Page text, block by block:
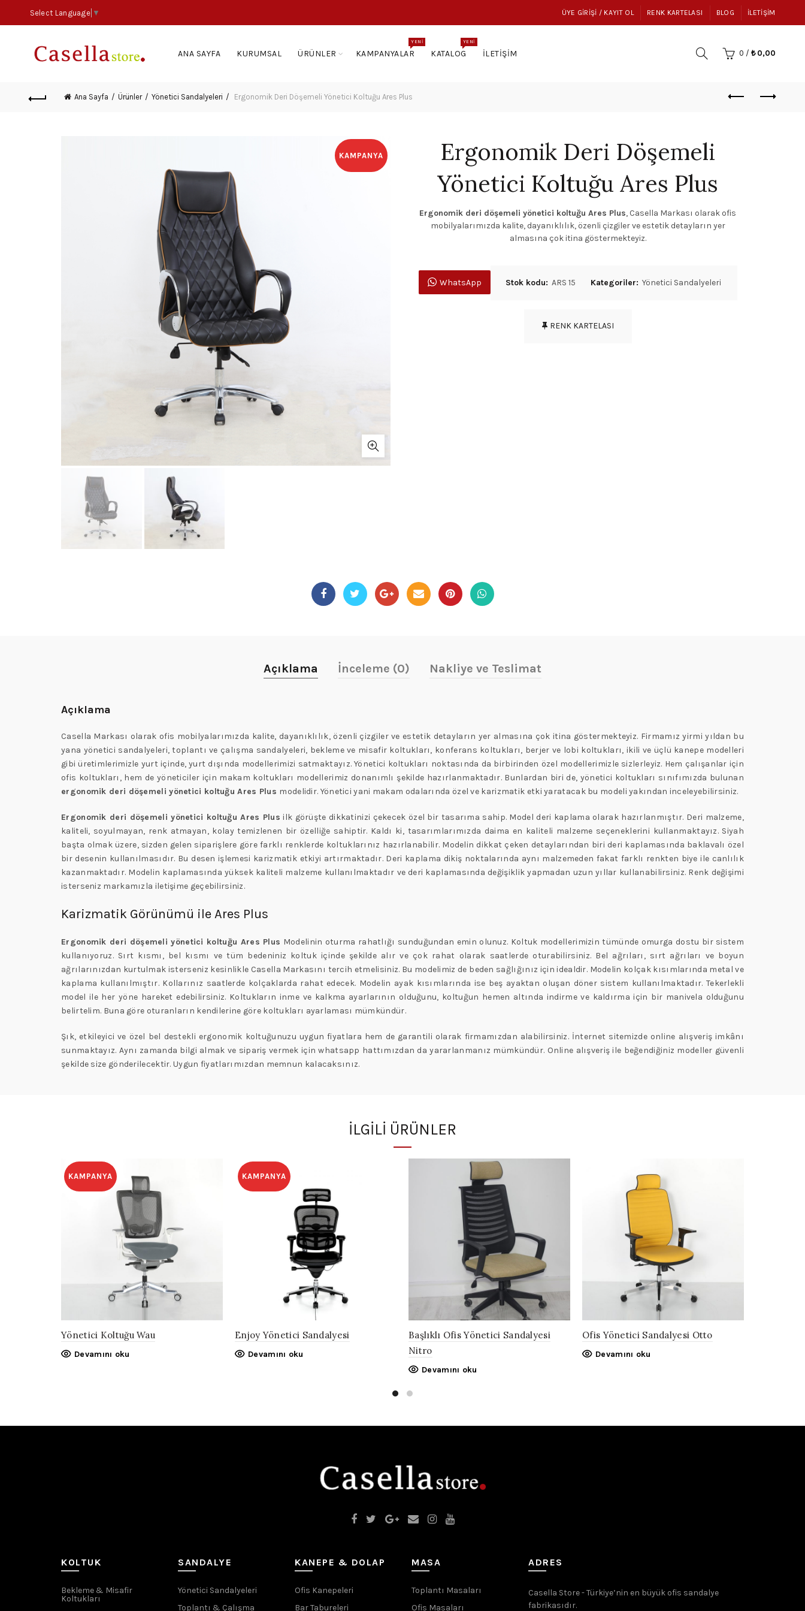
Select Language ▼ ÜYE GIRIŞI / KAYIT OL RENK KARTELASI BLOG İLETIŞIM
ANA SAYFA KURUMSAL ÜRÜNLER KAMPANYALAR
YENI
KATALOG
YENI
İLETIŞIM 0 / ₺0,00
Ana Sayfa Ürünler Yönetici Sandalyeleri Ergonomik Deri Döşemeli Yönetici Koltuğu Ares Plus
KAMPANYA
Ergonomik Deri Döşemeli
Yönetici Koltuğu Ares Plus
Ergonomik deri döşemeli yönetici koltuğu Ares Plus, Casella Markası olarak ofis
mobilyalarımızda kalite, dayanıklılık, özenli çizgiler ve estetik detayların yer
almasına çok itina göstermekteyiz.
WhatsApp Stok kodu: ARS 15 Kategoriler: Yönetici Sandalyeleri
RENK KARTELASI
Açıklama İnceleme (0) Nakliye ve Teslimat
Açıklama
Casella Markası olarak ofis mobilyalarımızda kalite, dayanıklılık, özenli çizgiler ve estetik detayların yer almasına çok itina göstermekteyiz. Firmamız yirmi yıldan bu
yana yönetici sandalyeleri, toplantı ve çalışma sandalyeleri, bekleme ve misafir koltukları, konferans koltukları, berjer ve lobi koltukları, ikili ve üçlü kanepe modelleri
gibi üretimlerimizle yurt içinde, yurt dışında modellerimizi satmaktayız. Yönetici koltukları noktasında da birbirinden özel modellerimizle sizlerleyiz. Hem çalışanlar için
ofis koltukları, hem de yöneticiler için makam koltukları modellerimiz donanımlı şekilde hazırlanmaktadır. Bunlardan biri de, yönetici koltukları sınıfımızda bulunan
ergonomik deri döşemeli yönetici koltuğu Ares Plus modelidir. Yönetici yani makam odalarında özel ve karizmatik etki yaratacak bu modeli yakından inceleyebilirsiniz.
Ergonomik deri döşemeli yönetici koltuğu Ares Plus ilk görüşte dikkatinizi çekecek özel bir tasarıma sahip. Model deri kaplama olarak hazırlanmıştır. Deri malzeme,
kaliteli, soyulmayan, renk atmayan, kolay temizlenen bir özelliğe sahiptir. Kaldı ki, tasarımlarımızda daima en kaliteli malzeme seçeneklerini kullanmaktayız. Siyah
başta olmak üzere, sizden gelen siparişlere göre farklı renklerde koltuklarınız hazırlanabilir. Modelin dikkat çeken detaylarından biri deri kaplamasında baklavalı özel
bir desenin kullanılmasıdır. Bu desen işlemesi karizmatik etkiyi artırmaktadır. Deri kaplama dikiş noktalarında aynı malzemeden fakat farklı renkten biye ile canlılık
kazanmaktadır. Modelin kaplamasında yüksek kaliteli malzeme kullanılmaktadır ve deri kaplamasında değişiklik yapmadan uzun yıllar kullanabilirsiniz. Renk değişimi
isterseniz markamızla iletişime geçebilirsiniz.
Karizmatik Görünümü ile Ares Plus
Ergonomik deri döşemeli yönetici koltuğu Ares Plus Modelinin oturma rahatlığı sunduğundan emin olunuz. Koltuk modellerimizin tümünde omurga dostu bir sistem
kullanıyoruz. Sırt kısmı, bel kısmı ve tüm bedeniniz koltuk içinde şekilde alır ve çok rahat olarak saatlerde oturabilirsiniz. Bel ağrıları, sırt ağrıları ve boyun
ağrılarınızdan kurtulmak isterseniz kesinlikle Casella Markasını tercih etmelisiniz. Bu modelimiz de beden sağlığınız için idealdir. Modelin kolçak kısımlarında metal ve
kaplama kullanılmıştır. Kollarınız saatlerde kolçaklarda rahat edecek. Modelin ayak kısımlarında ise beş ayaktan oluşan döner sistem kullanılmaktadır. Tekerlekli
model ile her yöne hareket edebilirsiniz. Koltukların inme ve kalkma ayarlarının olduğunu, koltuğun hemen altında indirme ve kaldırma için bir manivela olduğunu
belirtelim. Buna göre oturanların kendilerine göre koltukları ayarlaması mümkündür.
Şık, etkileyici ve özel bel destekli ergonomik koltuğunuzu uygun fiyatlara hem de garantili olarak firmamızdan alabilirsiniz. İnternet sitemizde online alışveriş imkânı
sunmaktayız. Aynı zamanda bilgi almak ve sipariş vermek için whatsapp hattımızdan da yararlanmanız mümkündür. Online alışveriş ile beğendiğiniz modeller güvenli
şekilde size gönderilecektir. Uygun fiyatlarımızdan memnun kalacaksınız.
İLGILI ÜRÜNLER
KAMPANYA
Yönetici Koltuğu Wau
Devamını oku
KAMPANYA
Enjoy Yönetici Sandalyesi
Devamını oku
Başlıklı Ofis Yönetici Sandalyesi
Nitro
Devamını oku
Ofis Yönetici Sandalyesi Otto
Devamını oku
KOLTUK
Bekleme & Misafir
Koltukları
SANDALYE
Yönetici Sandalyeleri
Toplantı & Çalışma
KANEPE & DOLAP
Ofis Kanepeleri
Bar Tabureleri
MASA
Toplantı Masaları
Ofis Masaları
ADRES
Casella Store - Türkiye’nin en büyük ofis sandalye
fabrikasıdır.